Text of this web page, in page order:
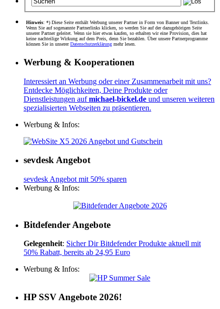
Hinweis: *) Diese Seite enthält Werbung unserer Partner in Form von Banner und Textlinks.
Wenn Sie auf sogenannte Partnerlinks klicken, so werden Sie auf der dazugehörigen Seite
unserer Partner geleitet. Wenn sie hier etwas kaufen, so erhalten wir eine Provision, dies hat
keine nachteilige Wirkung auf dem Preis, denn Sie bezahlen. Über unsere Partnerprogramme
können Sie in unsererDatenschutzerklärung mehr lesen.
Werbung & Kooperationen
Interessiert an Werbung oder einer Zusammenarbeit mit uns?
Entdecke Möglichkeiten, Deine Produkte oder
Dienstleistungen aufmichael-bickel.de und unseren weiteren
spezialisierten Webseiten zu präsentieren.
Werbung & Infos:
sevdesk Angebot
sevdesk Angebot mit 50% sparen
Werbung & Infos:
Bitdefender Angebote
Gelegenheit: Sicher Dir Bitdefender Produkte aktuell mit
50% Rabatt, bereits ab 24,95 Euro
Werbung & Infos:
HP SSV Angebote 2026!